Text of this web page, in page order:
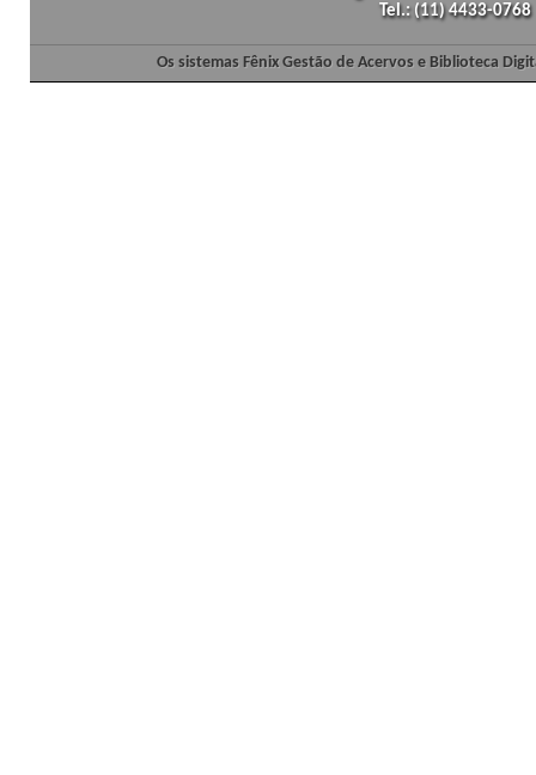
Tel.: (11) 4433-
Os sistemas Fênix Gestão de Acervos e Biblioteca